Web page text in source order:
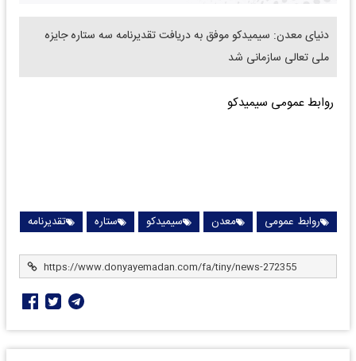
دنیای معدن: سیمیدکو موفق به دریافت تقدیرنامه سه ستاره جایزه
ملی تعالی سازمانی شد
روابط عمومی سیمیدکو
روابط عمومی معدن سیمیدکو ستاره تقدیرنامه